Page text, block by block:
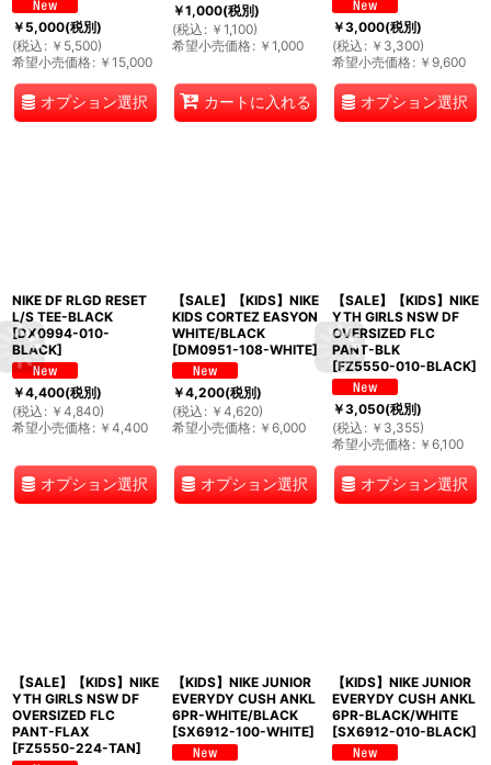
￥5,000(税別)
(税込 : ￥ 5,500)
希望小売価格: ￥ 15,000
オプション選択
￥1,000(税別)
(税込 : ￥ 1,100)
希望小売価格: ￥ 1,000
カートに入れる
￥3,000(税別)
(税込 : ￥ 3,300)
希望小売価格: ￥ 9,600
オプション選択
NIKE DF RLGD RESET
L/S TEE-BLACK
[DX0994-010-
BLACK]
￥4,400(税別)
(税込 : ￥ 4,840)
希望小売価格: ￥ 4,400
オプション選択
【SALE】【KIDS】NIKE
KIDS CORTEZ EASYON
WHITE/BLACK
[DM0951-108-WHITE]
￥4,200(税別)
(税込 : ￥ 4,620)
希望小売価格: ￥ 6,000
オプション選択
【SALE】【KIDS】NIKE
YTH GIRLS NSW DF
OVERSIZED FLC
PANT-BLK
[FZ5550-010-BLACK]
￥3,050(税別)
(税込 : ￥ 3,355)
希望小売価格: ￥ 6,100
オプション選択
【SALE】【KIDS】NIKE
YTH GIRLS NSW DF
OVERSIZED FLC
PANT-FLAX
[FZ5550-224-TAN]
【KIDS】NIKE JUNIOR
EVERYDY CUSH ANKL
6PR-WHITE/BLACK
[SX6912-100-WHITE]
【KIDS】NIKE JUNIOR
EVERYDY CUSH ANKL
6PR-BLACK/WHITE
[SX6912-010-BLACK]